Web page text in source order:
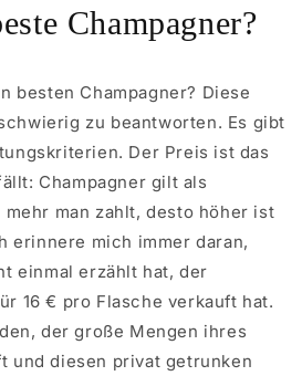
Champagner?
besten Champagner? Diese
zu beantworten. Es gibt
Der Preis ist das
Champagner gilt als
man zahlt, desto höher ist
erinnere mich immer daran,
einmal erzählt hat, der
16 € pro Flasche verkauft hat.
der große Mengen ihres
und diesen privat getrunken